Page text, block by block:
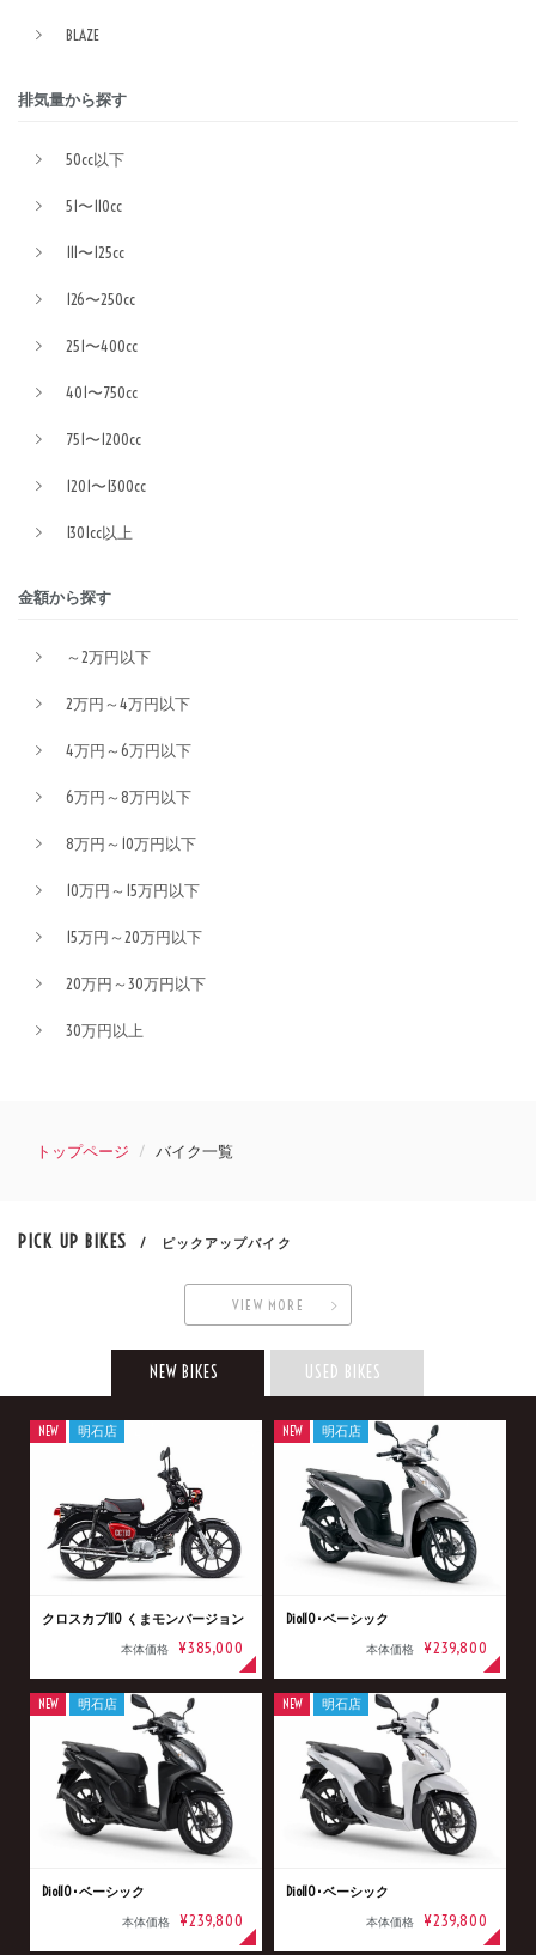
BLAZE
排気量から探す
50cc以下
51〜110cc
111〜125cc
126〜250cc
251〜400cc
401〜750cc
751〜1200cc
1201〜1300cc
1301cc以上
金額から探す
～2万円以下
2万円～4万円以下
4万円～6万円以下
6万円～8万円以下
8万円～10万円以下
10万円～15万円以下
15万円～20万円以下
20万円～30万円以下
30万円以上
トップページ バイク一覧
PICK UP BIKES / ピックアップバイク
VIEW MORE
NEW BIKES USED BIKES
クロスカブ110 くまモンバージョン
本体価格 ¥385,000
NEW 明石店
Dio110･ベーシック
本体価格 ¥239,800
NEW 明石店
Dio110･ベーシック
本体価格 ¥239,800
NEW 明石店
Dio110･ベーシック
本体価格 ¥239,800
NEW 明石店